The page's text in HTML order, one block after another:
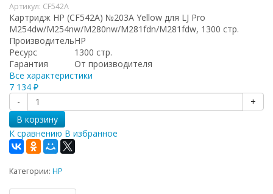
Артикул: CF542A
Картридж HP (CF542A) №203A Yellow для LJ Pro
M254dw/M254nw/M280nw/M281fdn/M281fdw, 1300 стр.
ПроизводительHP
Ресурс
1300 стр.
Гарантия
От производителя
Все характеристики
7 134 ₽
-
+
В корзину
К сравнению В избранное
Категории: HP